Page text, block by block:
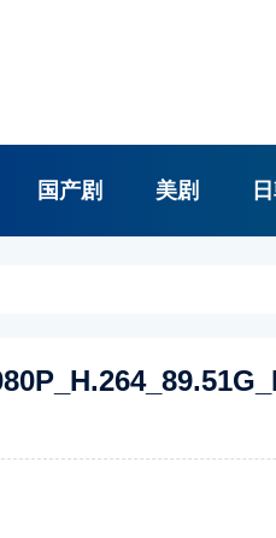
国产剧 美剧